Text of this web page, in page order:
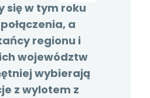
się w tym roku
a
regionu i
województw
wybierają
z wylotem z